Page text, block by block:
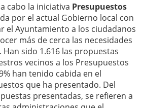
cabo la iniciativa Presupuestos
por el actual Gobierno local con
el Ayuntamiento a los ciudadanos
más de cerca las necesidades
sido 1.616 las propuestas
vecinos a los Presupuestos
han tenido cabida en el
que ha presentado. Del
presentadas, se refieren a